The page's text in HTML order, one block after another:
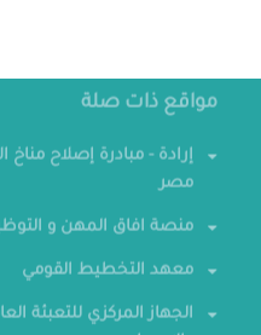
مواقع ذات صلة
إرادة - مبادرة إصلاح مناخ
مصر
منصة افاق المهن و
معهد التخطيط القومي
الجهاز المركزي للتعبئة